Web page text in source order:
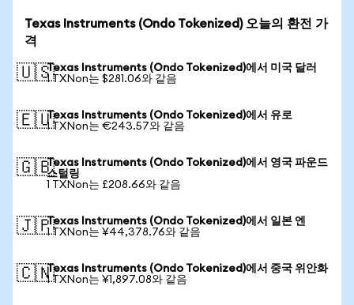
Texas Instruments (Ondo Tokenized) 오늘의 환전 가
격
🇺🇸Texas Instruments (Ondo Tokenized)에서 미국 달러
1 TXNon는 $281.06와 같음
🇪🇺Texas Instruments (Ondo Tokenized)에서 유로
1 TXNon는 €243.57와 같음
🇬🇧Texas Instruments (Ondo Tokenized)에서 영국 파운드
스털링
1 TXNon는 £208.66와 같음
🇯🇵Texas Instruments (Ondo Tokenized)에서 일본 엔
1 TXNon는 ¥44,378.76와 같음
🇨🇳Texas Instruments (Ondo Tokenized)에서 중국 위안화
1 TXNon는 ¥1,897.08와 같음